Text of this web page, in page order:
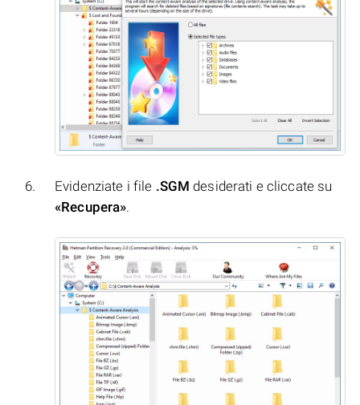
Evidenziate i file .SGM desiderati e cliccate su
«Recupera».